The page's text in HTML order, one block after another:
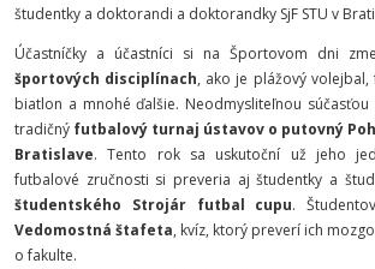
študentky a doktorandi a doktorandky SjF STU v
Účastníčky a účastníci si na Športovom dni
športových disciplínach, ako je plážový
biatlon a mnohé ďalšie. Neodmysliteľnou
tradičný futbalový turnaj ústavov o putovný
Bratislave. Tento rok sa uskutoční už jeho
futbalové zručnosti si preveria aj študentky a
študentského Strojár futbal cupu.
Vedomostná štafeta, kvíz, ktorý preverí ich
o fakulte.